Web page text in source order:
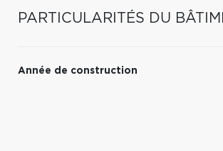
PARTICULARITÉS DU
Année de construction